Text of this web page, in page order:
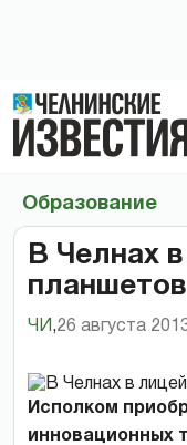
Образование
В Челнах
планшетов
ЧИ ,26 августа
Исполком
инновационных